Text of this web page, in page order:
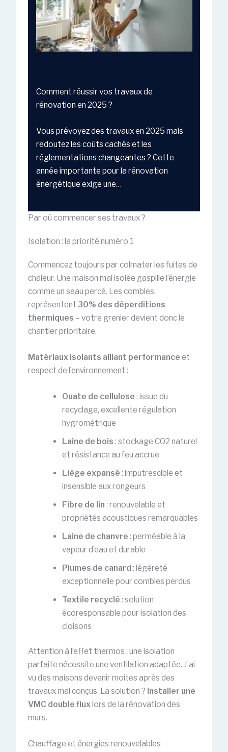
Comment réussir vos travaux de
rénovation en 2025 ?
Vous prévoyez des travaux en 2025 mais
redoutez les coûts cachés et les
réglementations changeantes ? Cette
année importante pour la rénovation
énergétique exige une…
Par où commencer ses travaux ?
Isolation : la priorité numéro 1
Commencez toujours par colmater les fuites de
chaleur. Une maison mal isolée gaspille l’énergie
comme un seau percé. Les combles
représentent 30% des déperditions
thermiques – votre grenier devient donc le
chantier prioritaire.
Matériaux isolants alliant performance et
respect de l’environnement :
Ouate de cellulose : issue du
recyclage, excellente régulation
hygrométrique
Laine de bois : stockage CO2 naturel
et résistance au feu accrue
Liège expansé : imputrescible et
insensible aux rongeurs
Fibre de lin : renouvelable et
propriétés acoustiques remarquables
Laine de chanvre : perméable à la
vapeur d’eau et durable
Plumes de canard : légèreté
exceptionnelle pour combles perdus
Textile recyclé : solution
écoresponsable pour isolation des
cloisons
Attention à l’effet thermos : une isolation
parfaite nécessite une ventilation adaptée. J’ai
vu des maisons devenir moites après des
travaux mal conçus. La solution ? Installer une
VMC double flux lors de la rénovation des
murs.
Chauffage et énergies renouvelables